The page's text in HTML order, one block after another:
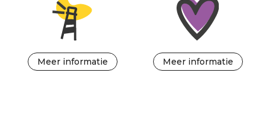
Meer informatie Meer informatie